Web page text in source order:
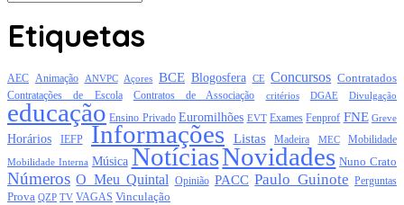
Etiquetas
AEC Animação ANVPC Açores BCE Blogosfera CE Concursos Contratados
Contratações de Escola Contratos de Associação critérios DGAE Divulgação
educação Ensino Privado Euromilhões EVT Exames Fenprof FNE Greve
Horários IEFP Informações Listas Madeira MEC Mobilidade
Mobilidade Interna Música NotíciasNovidades Nuno Crato
Números O Meu Quintal Opinião PACC Paulo Guinote Perguntas
Prova QZP TV VAGAS Vinculação